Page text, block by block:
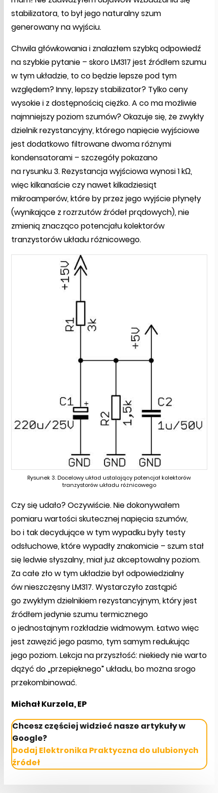
stabilizatora, to był jego naturalny szum
generowany na wyjściu.
Chwila główkowania i znalazłem szybką odpowiedź
na szybkie pytanie – skoro LM317 jest źródłem szumu
w tym układzie, to co będzie lepsze pod tym
względem? Inny, lepszy stabilizator? Tylko ceny
wysokie i z dostępnością ciężko. A co ma możliwie
najmniejszy poziom szumów? Okazuje się, że zwykły
dzielnik rezystancyjny, którego napięcie wyjściowe
jest dodatkowo filtrowane dwoma różnymi
kondensatorami – szczegóły pokazano
na rysunku 3. Rezystancja wyjściowa wynosi 1 kΩ,
więc kilkanaście czy nawet kilkadziesiąt
mikroamperów, które by przez jego wyjście płynęły
(wynikające z rozrzutów źródeł prądowych), nie
zmienią znacząco potencjału kolektorów
tranzystorów układu różnicowego.
Rysunek 3. Docelowy układ ustalający potencjał kolektorów
tranzystorów układu różnicowego
Czy się udało? Oczywiście. Nie dokonywałem
pomiaru wartości skutecznej napięcia szumów,
bo i tak decydujące w tym wypadku były testy
odsłuchowe, które wypadły znakomicie – szum stał
się ledwie słyszalny, miał już akceptowalny poziom.
Za całe zło w tym układzie był odpowiedzialny
ów nieszczęsny LM317. Wystarczyło zastąpić
go zwykłym dzielnikiem rezystancyjnym, który jest
źródłem jedynie szumu termicznego
o jednostajnym rozkładzie widmowym. Łatwo więc
jest zawęzić jego pasmo, tym samym redukując
jego poziom. Lekcja na przyszłość: niekiedy nie warto
dążyć do „przepięknego” układu, bo można srogo
przekombinować.
Michał Kurzela, EP
Chcesz częściej widzieć nasze artykuły w
Google?
Dodaj Elektronika Praktyczna do ulubionych
źródeł